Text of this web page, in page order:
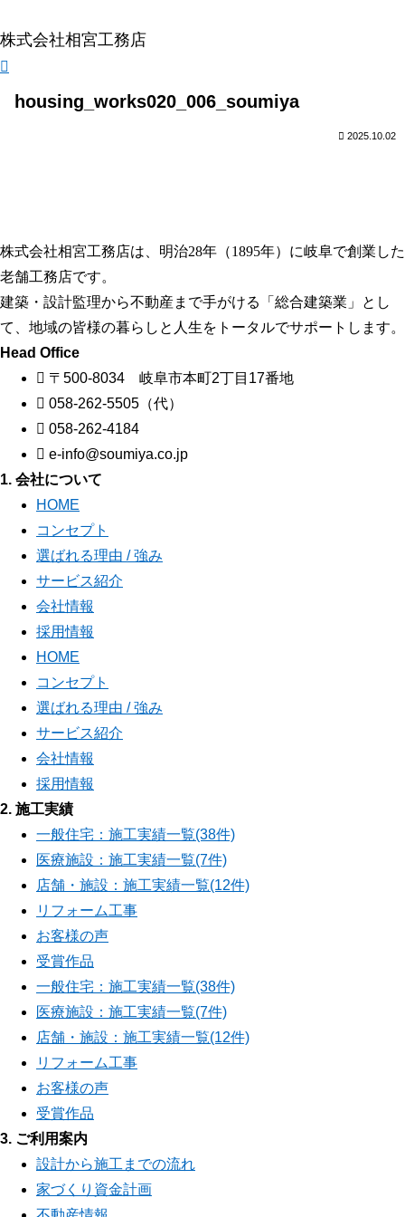
株式会社相宮工務店
housing_works020_006_soumiya
2025.10.02
株式会社相宮工務店は、 明治28年（1895年）に岐阜で創業した
老舗工務店です。
建築・設計監理から不動産まで手がける「総合建築業」とし
て、地域の皆様の暮らしと人生をトータルでサポートします。
Head Office
〒500-8034 岐阜市本町2丁目17番地
058-262-5505（代）
058-262-4184
e-info@soumiya.co.jp
1. 会社について
HOME
コンセプト
選ばれる理由 / 強み
サービス紹介
会社情報
採用情報
HOME
コンセプト
選ばれる理由 / 強み
サービス紹介
会社情報
採用情報
2. 施工実績
一般住宅：施工実績一覧(38件)
医療施設：施工実績一覧(7件)
店舗・施設：施工実績一覧(12件)
リフォーム工事
お客様の声
受賞作品
一般住宅：施工実績一覧(38件)
医療施設：施工実績一覧(7件)
店舗・施設：施工実績一覧(12件)
リフォーム工事
お客様の声
受賞作品
3. ご利用案内
設計から施工までの流れ
家づくり資金計画